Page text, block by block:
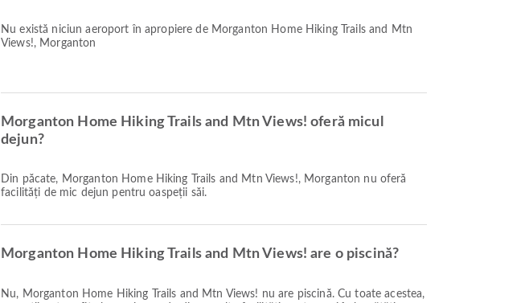
Nu există niciun aeroport în apropiere de Morganton Home Hiking Trails and Mtn
Views!, Morganton
Morganton Home Hiking Trails and Mtn Views! oferă micul
dejun?
Din păcate, Morganton Home Hiking Trails and Mtn Views!, Morganton nu oferă
facilități de mic dejun pentru oaspeții săi.
Morganton Home Hiking Trails and Mtn Views! are o piscină?
Nu, Morganton Home Hiking Trails and Mtn Views! nu are piscină. Cu toate acestea,